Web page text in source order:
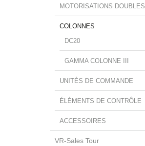
MOTORISATIONS DOUBLES
COLONNES
DC20
GAMMA COLONNE III
UNITÉS DE COMMANDE
ÉLÉMENTS DE CONTRÔLE
ACCESSOIRES
VR-Sales Tour